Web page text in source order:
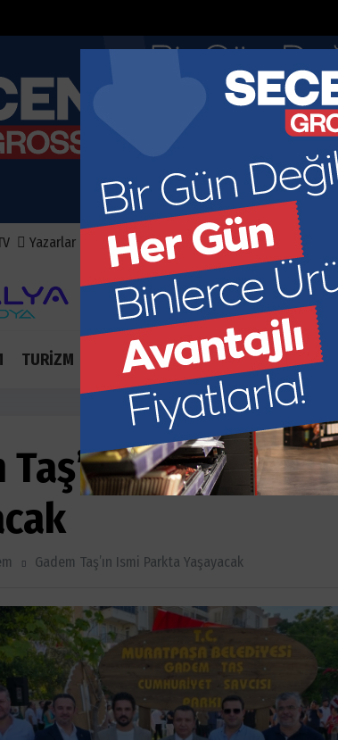
Yazarlar Anketler Nöbetçi Eczaneler
DOLAR
44.895
EURO
52.8913
TURİZM EKONOMİ KÜLTÜR SANAT SAĞLIK
Taş’ın ismi parkta
Gadem Taş’ın Ismi Parkta Yaşayacak